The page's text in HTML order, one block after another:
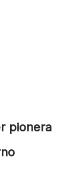
pionera